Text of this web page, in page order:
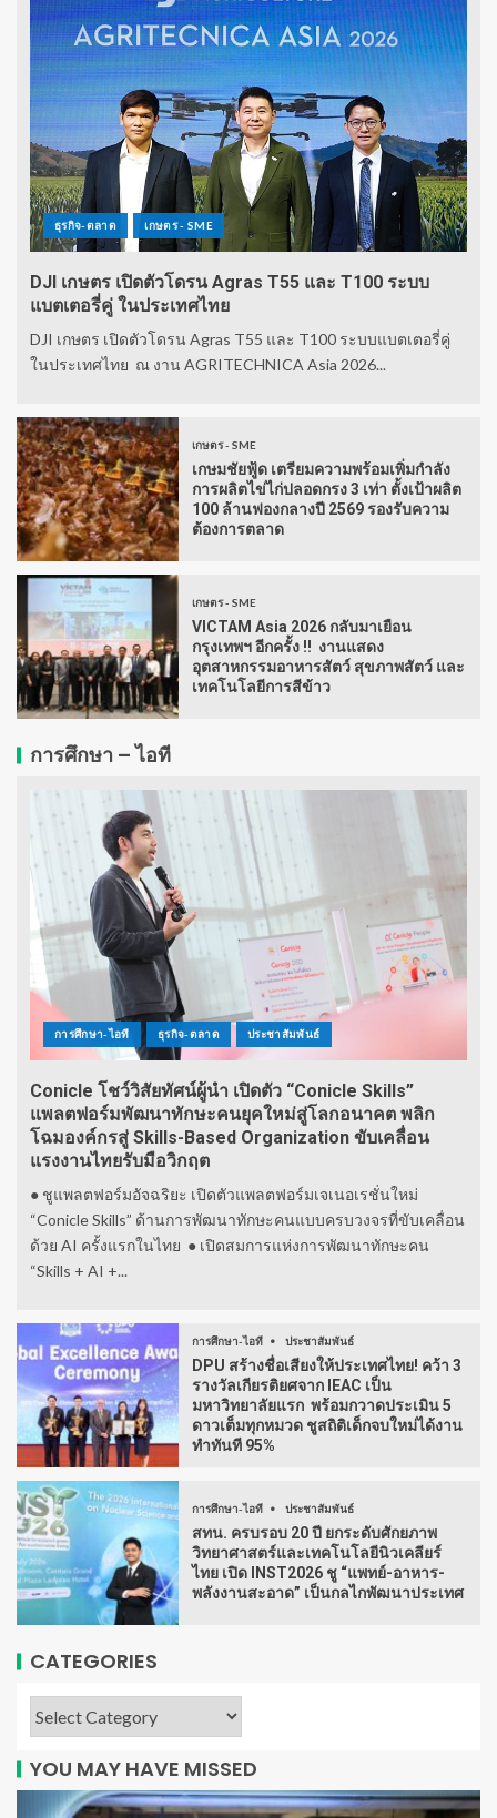
ธุรกิจ-ตลาด เกษตร - SME
DJI เกษตร เปิดตัวโดรน Agras T55 และ T100 ระบบ
แบตเตอรี่คู่ ในประเทศไทย
DJI เกษตร เปิดตัวโดรน Agras T55 และ T100 ระบบแบตเตอรี่คู่
ในประเทศไทย ณ งาน AGRITECHNICA Asia 2026...
เกษตร - SME
เกษมชัยฟู้ด เตรียมความพร้อมเพิ่มกำลัง
การผลิตไข่ไก่ปลอดกรง 3 เท่า ตั้งเป้าผลิต
100 ล้านฟองกลางปี 2569 รองรับความ
ต้องการตลาด
เกษตร - SME
VICTAM Asia 2026 กลับมาเยือน
กรุงเทพฯ อีกครั้ง !! งานแสดง
อุตสาหกรรมอาหารสัตว์ สุขภาพสัตว์ และ
เทคโนโลยีการสีข้าว
การศึกษา – ไอที
การศึกษา-ไอที ธุรกิจ-ตลาด ประชาสัมพันธ์
Conicle โชว์วิสัยทัศน์ผู้นำ เปิดตัว “Conicle Skills”
แพลตฟอร์มพัฒนาทักษะคนยุคใหม่สู่โลกอนาคต พลิก
โฉมองค์กรสู่ Skills-Based Organization ขับเคลื่อน
แรงงานไทยรับมือวิกฤต
● ชูแพลตฟอร์มอัจฉริยะ เปิดตัวแพลตฟอร์มเจเนอเรชั่นใหม่
“Conicle Skills” ด้านการพัฒนาทักษะคนแบบครบวงจรที่ขับเคลื่อน
ด้วย AI ครั้งแรกในไทย ● เปิดสมการแห่งการพัฒนาทักษะคน
“Skills + AI +...
การศึกษา-ไอที ประชาสัมพันธ์
DPU สร้างชื่อเสียงให้ประเทศไทย! คว้า 3
รางวัลเกียรติยศจาก IEAC เป็น
มหาวิทยาลัยแรก พร้อมกวาดประเมิน 5
ดาวเต็มทุกหมวด ชูสถิติเด็กจบใหม่ได้งาน
ทำทันที 95%
การศึกษา-ไอที ประชาสัมพันธ์
สทน. ครบรอบ 20 ปี ยกระดับศักยภาพ
วิทยาศาสตร์และเทคโนโลยีนิวเคลียร์
ไทย เปิด INST2026 ชู “แพทย์-อาหาร-
พลังงานสะอาด” เป็นกลไกพัฒนาประเทศ
CATEGORIES
YOU MAY HAVE MISSED